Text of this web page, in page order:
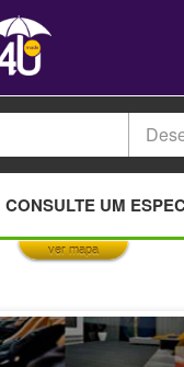
CONSULTE UM
ver mapa